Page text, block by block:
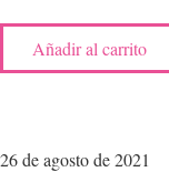
Añadir al carrito
26 de agosto de 2021